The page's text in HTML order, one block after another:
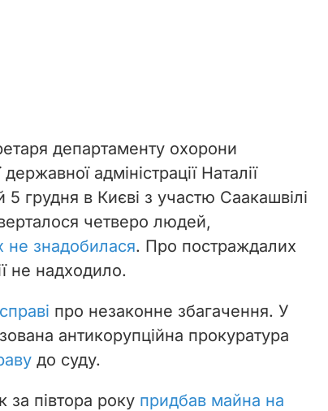
департаменту охорони
адміністрації Наталії
5 грудня в Києві з участю Саакашвілі
четверо людей,
не знадобилася. Про постраждалих
не надходило.
про незаконне збагачення. У
антикорупційна прокуратура
до суду.
півтора року придбав майна на